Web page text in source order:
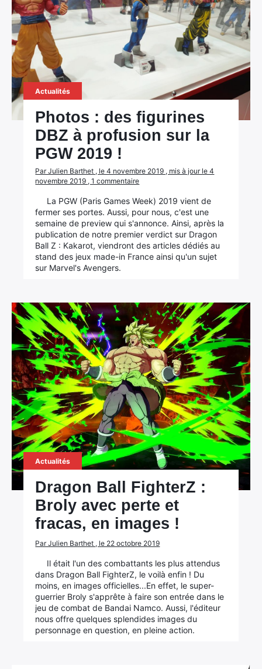
Actualités
Photos : des figurines
DBZ à profusion sur la
PGW 2019 !
Par Julien Barthet , le 4 novembre 2019 , mis à jour le 4
novembre 2019 , 1 commentaire
La PGW (Paris Games Week) 2019 vient de
fermer ses portes. Aussi, pour nous, c'est une
semaine de preview qui s'annonce. Ainsi, après la
publication de notre premier verdict sur Dragon
Ball Z : Kakarot, viendront des articles dédiés au
stand des jeux made-in France ainsi qu'un sujet
sur Marvel's Avengers.
Actualités
Dragon Ball FighterZ :
Broly avec perte et
fracas, en images !
Par Julien Barthet , le 22 octobre 2019
Il était l'un des combattants les plus attendus
dans Dragon Ball FighterZ, le voilà enfin ! Du
moins, en images officielles...En effet, le super-
guerrier Broly s'apprête à faire son entrée dans le
jeu de combat de Bandai Namco. Aussi, l'éditeur
nous offre quelques splendides images du
personnage en question, en pleine action.